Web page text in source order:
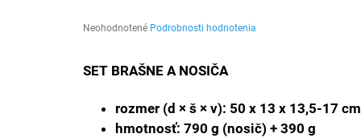
Priemerné
je
hviezdičiek.
Neohodnotené Podrobnosti hodnotenia
SET BRAŠNE A NOSIČA
rozmer (d × š × v): 50 x 13 x 13,5-17 cm
hmotnosť: 790 g (nosič) + 390 g